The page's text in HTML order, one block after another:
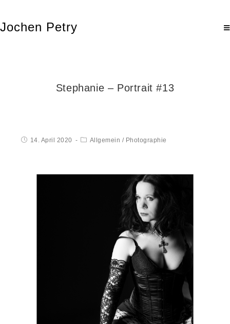
Jochen Petry
Stephanie – Portrait #13
14. April 2020 Allgemein / Photographie